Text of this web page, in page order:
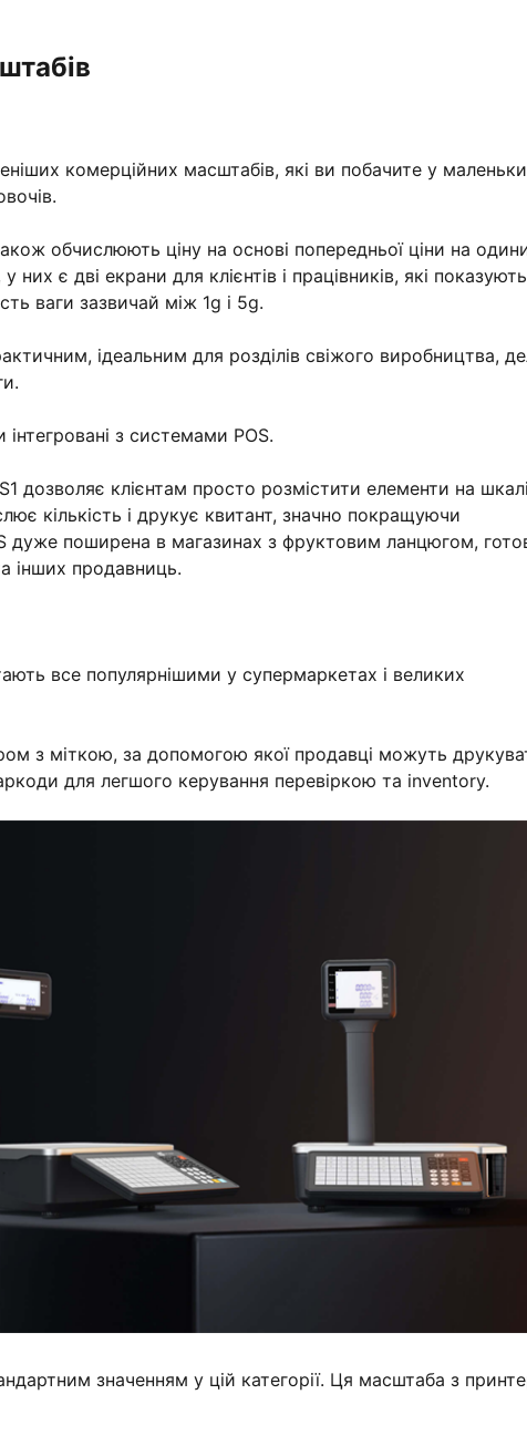
комерційних масштабів, які ви побачите у
обчислюють ціну на основі попередньої ціни на
є дві екрани для клієнтів і працівників, які показують
ваги зазвичай між 1g і 5g.
ідеальним для розділів свіжого виробництва,
з системами POS.
дозволяє клієнтам просто розмістити елементи на
кількість і друкує квитант, значно покращуючи
дуже поширена в магазинах з фруктовим ланцюгом,
інших продавниць.
все популярнішими у супермаркетах і великих
з міткою, за допомогою якої продавці можуть
для легшого керування перевіркою та inventory.
значенням у цій категорії. Ця масштаба з